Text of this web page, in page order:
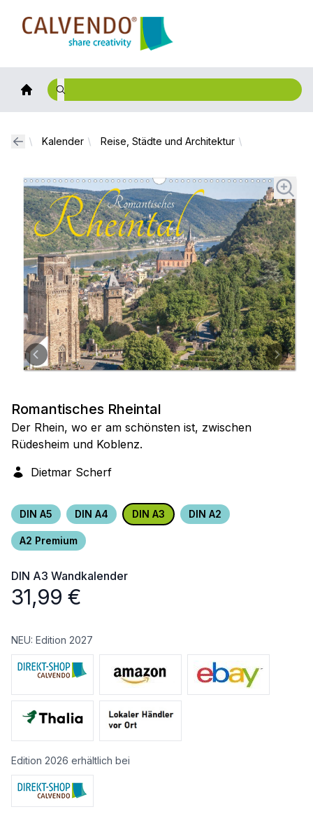
Calvendo
Kalender Reise, Städte und Architektur
Romantisches Rheintal
Der Rhein, wo er am schönsten ist, zwischen
Rüdesheim und Koblenz.
Dietmar Scherf
DIN A5 DIN A4 DIN A3 DIN A2
A2 Premium
DIN A3 Wandkalender
31,99 €
NEU: Edition 2027
Edition 2026 erhältlich bei